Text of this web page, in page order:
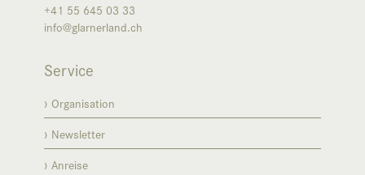
+41 55 645 03 33
info@glarnerland.ch
Service
Organisation
Newsletter
Anreise